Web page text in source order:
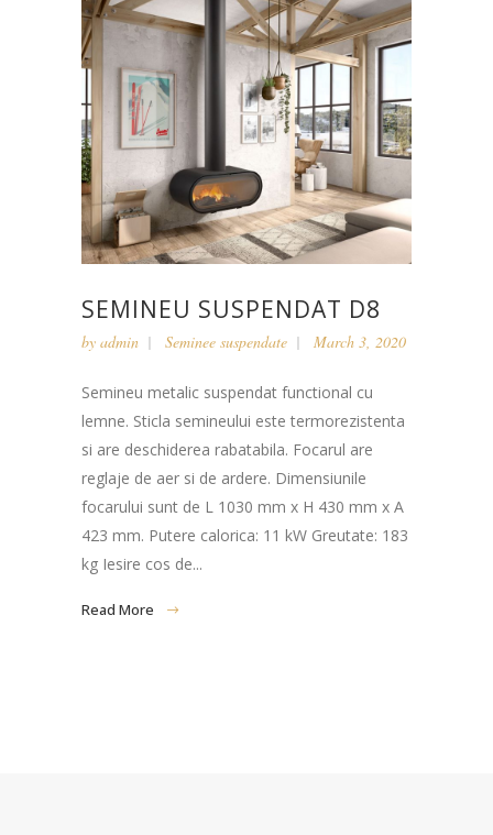
SEMINEU SUSPENDAT D8
by admin Seminee suspendate March 3, 2020
Semineu metalic suspendat functional cu
lemne. Sticla semineului este termorezistenta
si are deschiderea rabatabila. Focarul are
reglaje de aer si de ardere. Dimensiunile
focarului sunt de L 1030 mm x H 430 mm x A
423 mm. Putere calorica: 11 kW Greutate: 183
kg Iesire cos de...
Read More